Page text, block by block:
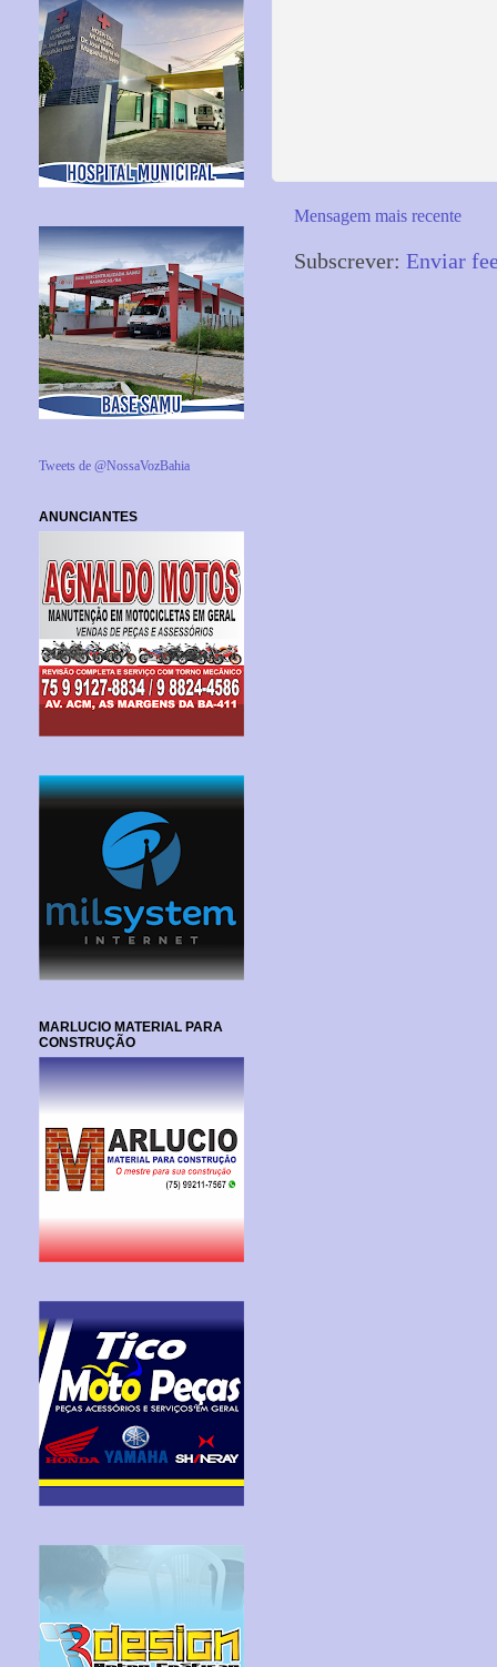
Mensagem mais recente
Subscrever: Enviar
Tweets de @NossaVozBahia
ANUNCIANTES
MARLUCIO MATERIAL PARA
CONSTRUÇÃO